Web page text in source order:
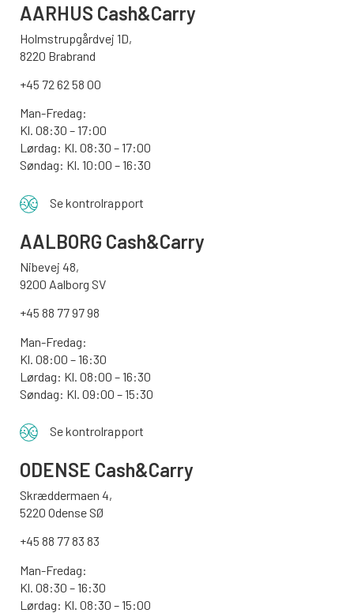
AARHUS Cash&Carry
Holmstrupgårdvej 1D,
8220 Brabrand
+45 72 62 58 00
Man-Fredag:
Kl. 08:30 – 17:00
Lørdag: Kl. 08:30 – 17:00
Søndag: Kl. 10:00 – 16:30
Se kontrolrapport
AALBORG Cash&Carry
Nibevej 48,
9200 Aalborg SV
+45 88 77 97 98
Man-Fredag:
Kl. 08:00 – 16:30
Lørdag: Kl. 08:00 – 16:30
Søndag: Kl. 09:00 – 15:30
Se kontrolrapport
ODENSE Cash&Carry
Skræddermaen 4,
5220 Odense SØ
+45 88 77 83 83
Man-Fredag:
Kl. 08:30 – 16:30
Lørdag: Kl. 08:30 – 15:00